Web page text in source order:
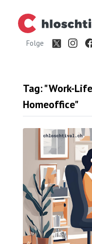
Folge
Tag: "Work-
Homeoffice"